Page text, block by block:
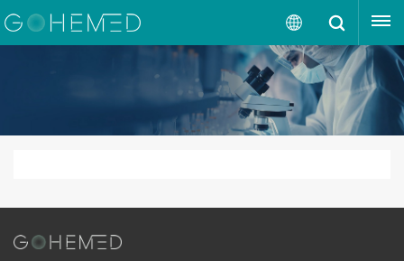
Español
English
OBTENGA UNA COTIZACIÓN